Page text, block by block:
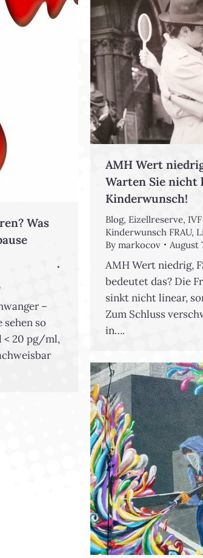
Was
–
so
< 20 pg/ml,
AMH Wert
Warten Sie nicht
Kinderwunsch!
Blog, Eizellreserve,
Kinderwunsch FRAU,
By markocov August
AMH Wert niedrig,
bedeutet das? Die
sinkt nicht linear,
Zum Schluss
in….